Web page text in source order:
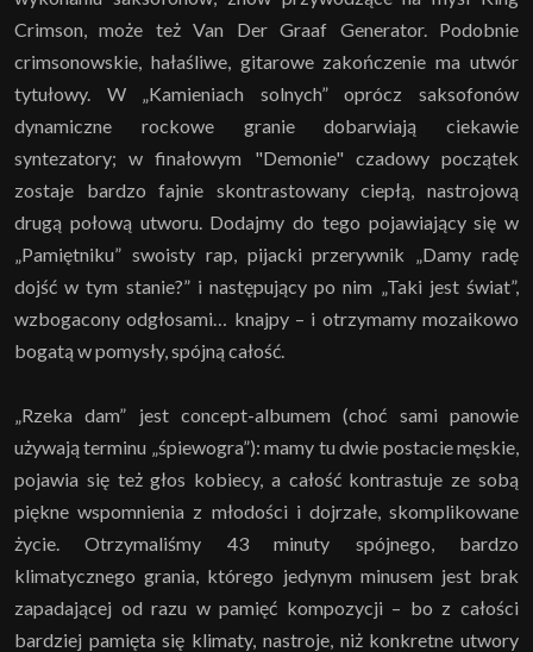
Crimson, może też Van Der Graaf Generator. Podobnie
crimsonowskie, hałaśliwe, gitarowe zakończenie ma utwór
tytułowy. W „Kamieniach solnych” oprócz saksofonów
dynamiczne rockowe granie dobarwiają ciekawie
syntezatory; w finałowym "Demonie" czadowy początek
zostaje bardzo fajnie skontrastowany ciepłą, nastrojową
drugą połową utworu. Dodajmy do tego pojawiający się w
„Pamiętniku” swoisty rap, pijacki przerywnik „Damy radę
dojść w tym stanie?” i następujący po nim „Taki jest świat”,
wzbogacony odgłosami… knajpy – i otrzymamy mozaikowo
bogatą w pomysły, spójną całość.
„Rzeka dam” jest concept-albumem (choć sami panowie
używają terminu „śpiewogra”): mamy tu dwie postacie męskie,
pojawia się też głos kobiecy, a całość kontrastuje ze sobą
piękne wspomnienia z młodości i dojrzałe, skomplikowane
życie. Otrzymaliśmy 43 minuty spójnego, bardzo
klimatycznego grania, którego jedynym minusem jest brak
zapadającej od razu w pamięć kompozycji – bo z całości
bardziej pamięta się klimaty, nastroje, niż konkretne utwory